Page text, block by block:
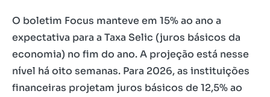
O boletim Focus manteve em 15% ao ano a
expectativa para a Taxa Selic (juros básicos da
economia) no fim do ano. A projeção está nesse
nível há oito semanas. Para 2026, as instituições
financeiras projetam juros básicos de 12,5% ao